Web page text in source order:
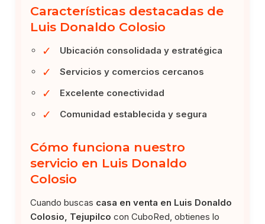
Características destacadas de
Luis Donaldo Colosio
✓ Ubicación consolidada y estratégica
✓ Servicios y comercios cercanos
✓ Excelente conectividad
✓ Comunidad establecida y segura
Cómo funciona nuestro
servicio en Luis Donaldo
Colosio
Cuando buscas casa en venta en Luis Donaldo
Colosio, Tejupilco con CuboRed, obtienes lo